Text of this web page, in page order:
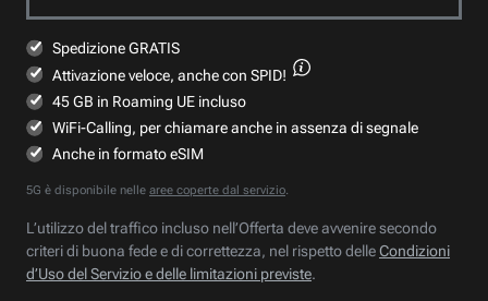
Spedizione GRATIS
Attivazione veloce, anche con SPID!
45 GB in Roaming UE incluso
WiFi-Calling, per chiamare anche in assenza di segnale
Anche in formato eSIM
5G è disponibile nelle aree coperte dal servizio.
L’utilizzo del traffico incluso nell’Offerta deve avvenire secondo
criteri di buona fede e di correttezza, nel rispetto delleCondizioni
d’Uso del Servizio e delle limitazioni previste.